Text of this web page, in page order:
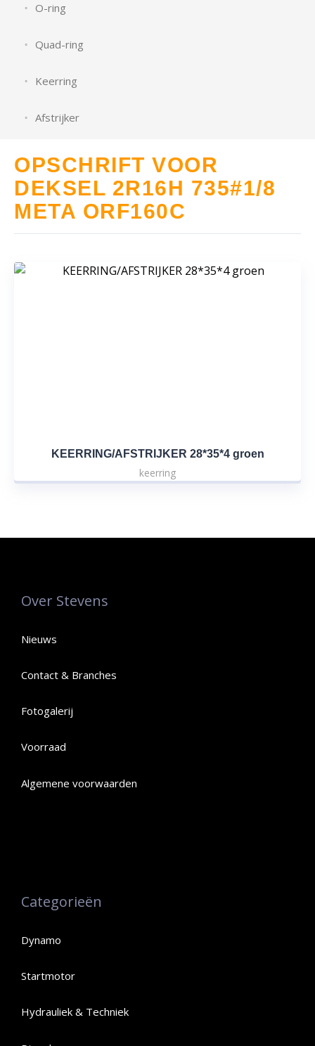
O-ring
Quad-ring
Keerring
Afstrijker
OPSCHRIFT VOOR
DEKSEL 2R16H 735#1/8
META ORF160C
KEERRING/AFSTRIJKER 28*35*4 groen
keerring
Over Stevens
Nieuws
Contact & Branches
Fotogalerij
Voorraad
Algemene voorwaarden
Categorieën
Dynamo
Startmotor
Hydrauliek & Techniek